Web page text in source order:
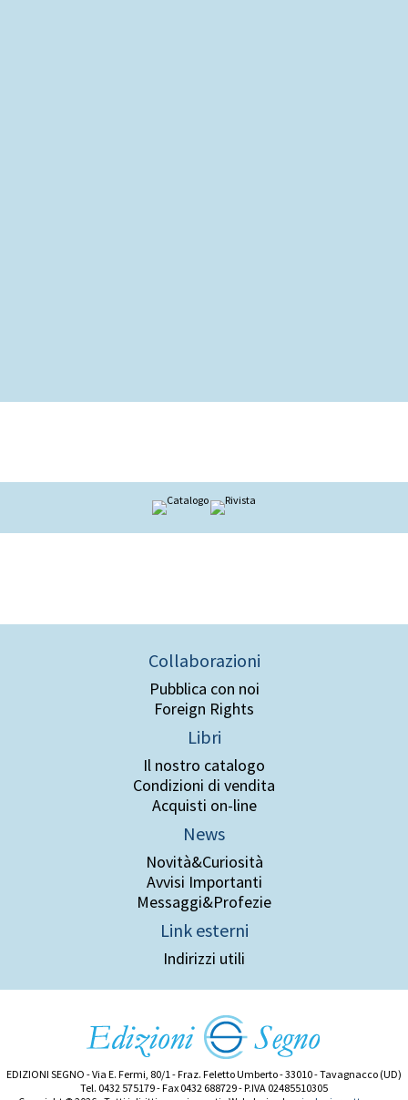
Collaborazioni
Pubblica con noi
Foreign Rights
Libri
Il nostro catalogo
Condizioni di vendita
Acquisti on-line
News
Novità&Curiosità
Avvisi Importanti
Messaggi&Profezie
Link esterni
Indirizzi utili
EDIZIONI SEGNO - Via E. Fermi, 80/1 - Fraz. Feletto Umberto - 33010 - Tavagnacco (UD)
Tel. 0432 575179 - Fax 0432 688729 - P.IVA 02485510305